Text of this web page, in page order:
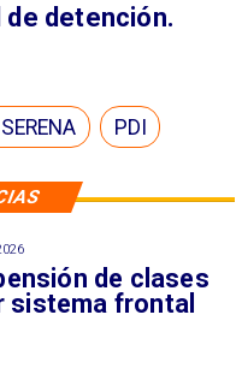
de clases
sistema frontal
detención.
PDI